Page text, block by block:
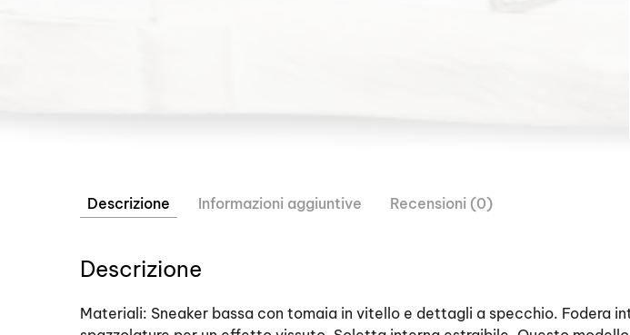
Descrizione Informazioni aggiuntive Recensioni (0)
Descrizione
Materiali: Sneaker bassa con tomaia in vitello e dettagli a specchio. Fodera